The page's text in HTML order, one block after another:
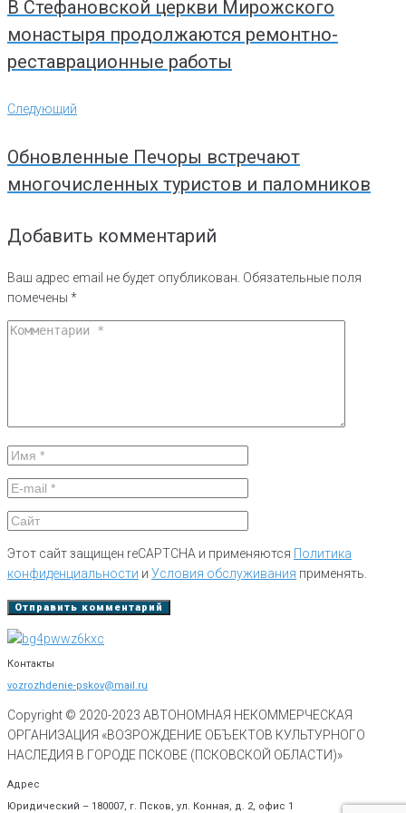
В Стефановской церкви Мирожского
монастыря продолжаются ремонтно-
реставрационные работы
Следующий
Следующий
Обновленные Печоры встречают
многочисленных туристов и паломников
Добавить комментарий
Ваш адрес email не будет опубликован. Обязательные поля
помечены *
Этот сайт защищен reCAPTCHA и применяются Политика
конфиденциальности и Условия обслуживания применять.
Контакты
vozrozhdenie-pskov@mail.ru
Copyright © 2020-2023 АВТОНОМНАЯ НЕКОММЕРЧЕСКАЯ
ОРГАНИЗАЦИЯ «ВОЗРОЖДЕНИЕ ОБЪЕКТОВ КУЛЬТУРНОГО
НАСЛЕДИЯ В ГОРОДЕ ПСКОВЕ (ПСКОВСКОЙ ОБЛАСТИ)»
Адрес
Юридический – 180007, г. Псков, ул. Конная, д. 2, офис 1